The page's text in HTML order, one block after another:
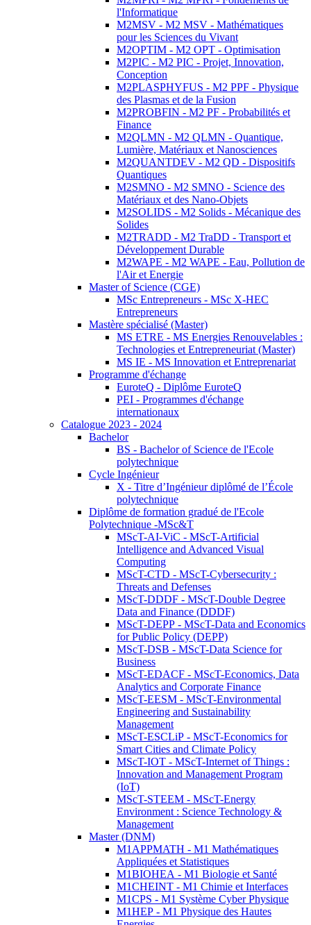
l'Informatique
M2MSV - M2 MSV - Mathématiques
pour les Sciences du Vivant
M2OPTIM - M2 OPT - Optimisation
M2PIC - M2 PIC - Projet, Innovation,
Conception
M2PLASPHYFUS - M2 PPF - Physique
des Plasmas et de la Fusion
M2PROBFIN - M2 PF - Probabilités et
Finance
M2QLMN - M2 QLMN - Quantique,
Lumière, Matériaux et Nanosciences
M2QUANTDEV - M2 QD - Dispositifs
Quantiques
M2SMNO - M2 SMNO - Science des
Matériaux et des Nano-Objets
M2SOLIDS - M2 Solids - Mécanique des
Solides
M2TRADD - M2 TraDD - Transport et
Développement Durable
M2WAPE - M2 WAPE - Eau, Pollution de
l'Air et Energie
Master of Science (CGE)
MSc Entrepreneurs - MSc X-HEC
Entrepreneurs
Mastère spécialisé (Master)
MS ETRE - MS Energies Renouvelables :
Technologies et Entrepreneuriat (Master)
MS IE - MS Innovation et Entreprenariat
Programme d'échange
EuroteQ - Diplôme EuroteQ
PEI - Programmes d'échange
internationaux
Catalogue 2023 - 2024
Bachelor
BS - Bachelor of Science de l'Ecole
polytechnique
Cycle Ingénieur
X - Titre d’Ingénieur diplômé de l’École
polytechnique
Diplôme de formation gradué de l'Ecole
Polytechnique -MSc&T
MScT-AI-ViC - MScT-Artificial
Intelligence and Advanced Visual
Computing
MScT-CTD - MScT-Cybersecurity :
Threats and Defenses
MScT-DDDF - MScT-Double Degree
Data and Finance (DDDF)
MScT-DEPP - MScT-Data and Economics
for Public Policy (DEPP)
MScT-DSB - MScT-Data Science for
Business
MScT-EDACF - MScT-Economics, Data
Analytics and Corporate Finance
MScT-EESM - MScT-Environmental
Engineering and Sustainability
Management
MScT-ESCLiP - MScT-Economics for
Smart Cities and Climate Policy
MScT-IOT - MScT-Internet of Things :
Innovation and Management Program
(IoT)
MScT-STEEM - MScT-Energy
Environment : Science Technology &
Management
Master (DNM)
M1APPMATH - M1 Mathématiques
Appliquées et Statistiques
M1BIOHEA - M1 Biologie et Santé
M1CHEINT - M1 Chimie et Interfaces
M1CPS - M1 Système Cyber Physique
M1HEP - M1 Physique des Hautes